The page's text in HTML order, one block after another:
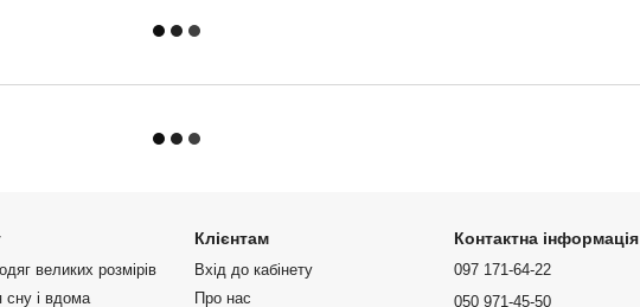
великих розмірів
і вдома
Клієнтам
Вхід до кабінету
Про нас
Контактна інформація
097 171-64-22
050 971-45-50